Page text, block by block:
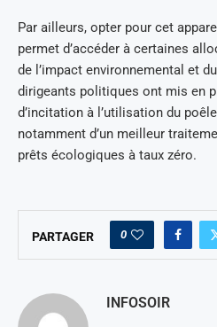
Par ailleurs, opter pour cet
permet d’accéder à certaines
de l’impact environnemental et
dirigeants politiques ont mis en
d’incitation à l’utilisation du
notamment d’un meilleur
prêts écologiques à taux zéro.
PARTAGER 0
INFOSOIR